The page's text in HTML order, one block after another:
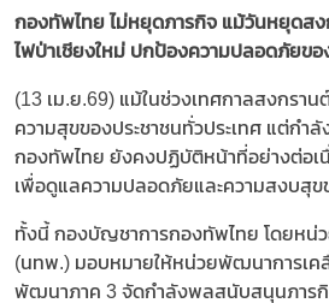
กองทัพไทย ไม่หยุดภารกิจ แม้วันหยุดส
ไฟป่าเชียงใหม่ ปกป้องความปลอดภัยขอ
(13 เม.ย.69) แม้ในช่วงเทศกาลสงกราน
ความสุขของประชาชนทั่วประเทศ แต่ก
กองทัพไทย ยังคงปฏิบัติหน้าที่อย่างต่อเ
เพื่อดูแลความปลอดภัยและความสงบสุข
ทั้งนี้ กองบัญชาการกองทัพไทย โดยห
(นทพ.) มอบหมายให้หน่วยพัฒนาการเค
พัฒนาภาค 3 จัดกำลังพลสนับสนุนภารกิ